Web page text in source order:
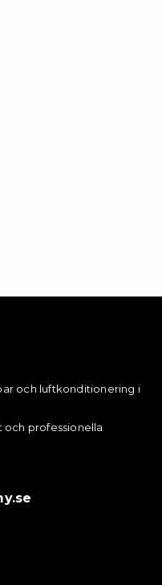
och luftkonditionering i
och professionella